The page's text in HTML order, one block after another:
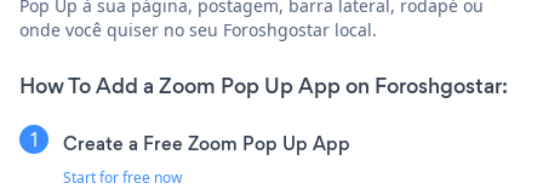
Pop Up à sua página, postagem, barra lateral, rodapé ou
onde você quiser no seu Foroshgostar local.
How To Add a Zoom Pop Up App on Foroshgostar:
Create a Free Zoom Pop Up App
Start for free now